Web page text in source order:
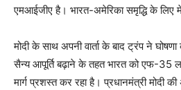
एमआईजीए है। भारत-अमेरिका समृद्धि के लिए
मोदी के साथ अपनी वार्ता के बाद ट्रंप ने
सैन्य आपूर्ति बढ़ाने के तहत भारत को एफ-35
मार्ग प्रशस्त कर रहा है। प्रधानमंत्री मोदी की